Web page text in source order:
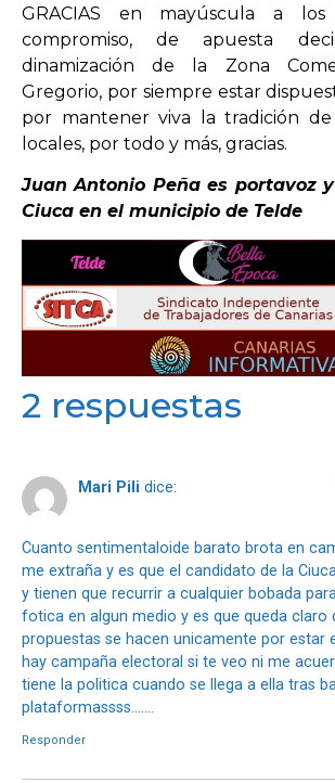
GRACIAS en mayúscula a
compromiso, de apuesta
dinamización de la Zona
Gregorio, por siempre estar
por mantener viva la tradición
locales, por todo y más, gracias.
Juan Antonio Peña es portavoz
Ciuca en el municipio de Telde
2 respuestas
Mari Pili dice:
Cuanto sentimentaloide barato brota en
me extraña y es que el candidato de la
y tienen que recurrir a cualquier bobada
fotica en algun medio y es que queda claro
propuestas se hacen unicamente por estar
hay campaña electoral si te veo ni me
tiene la politica cuando se llega a ella tras
plataformassss…….
Responder